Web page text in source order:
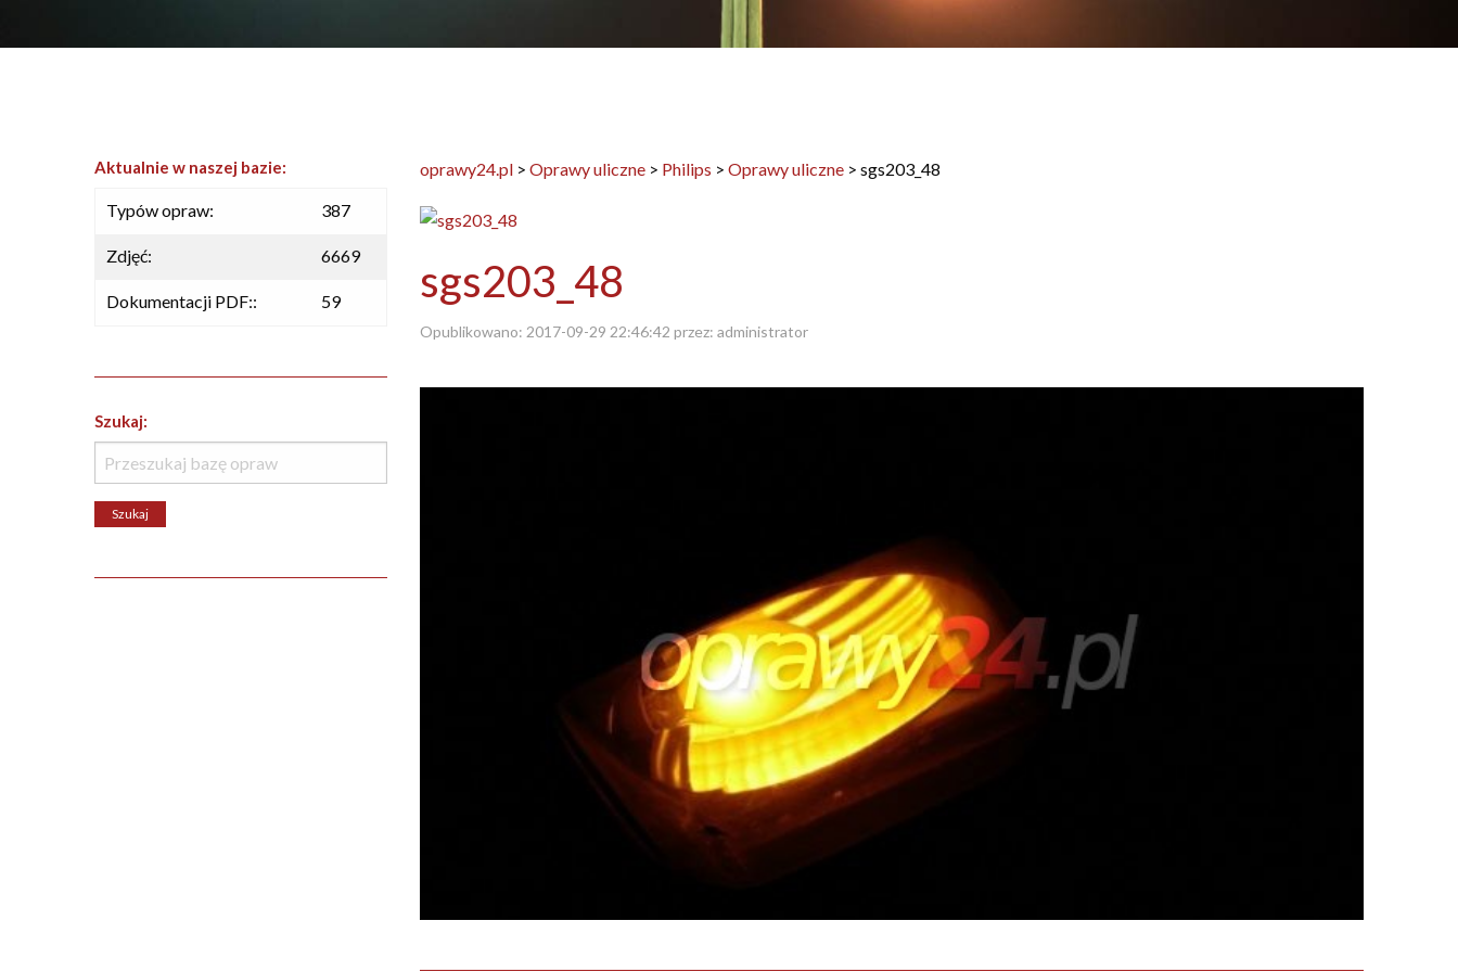
oprawy24.pl > Oprawy uliczne > Philips > Oprawy uliczne > sgs203_48
sgs203_48
Opublikowano: 2017-09-29 22:46:42 przez: administrator
Aktualnie w naszej bazie:
Typów opraw: 387
Zdjęć: 6669
Dokumentacji PDF:: 59
Szukaj: